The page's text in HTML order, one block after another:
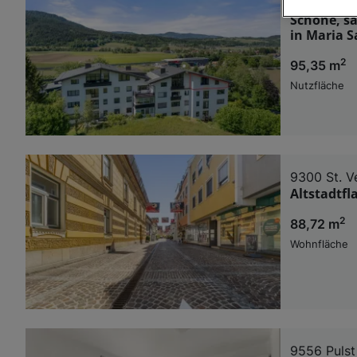
Schöne,
in Maria
95,35 m2
Nutzfläche
9300 St.
88,72 m2
Wohnfläche
9556 Pulst
Wir und
auf